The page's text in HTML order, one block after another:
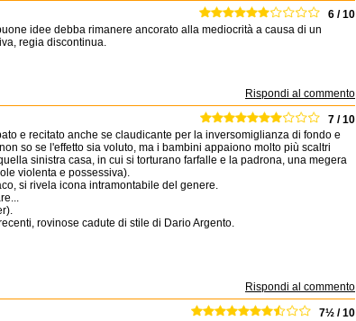
6 / 10
idee debba rimanere ancorato alla mediocrità a causa di un
regia discontinua.
Rispondi al commento
7 / 10
e recitato anche se claudicante per la inversomiglianza di fondo e
so se l'effetto sia voluto, ma i bambini appaiono molto più scaltri
sinistra casa, in cui si torturano farfalle e la padrona, una megera
violenta e possessiva).
si rivela icona intramontabile del genere.
rovinose cadute di stile di Dario Argento.
Rispondi al commento
7½ / 10